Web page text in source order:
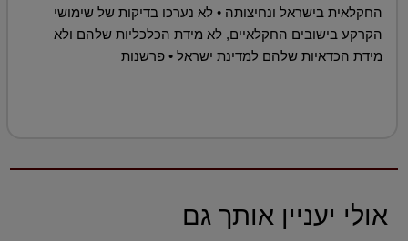
החקלאית בישראל ונחיצותה • לא נערכו בדיקות של שימושי
הקרקע בישובים החקלאיים, לא מידת הכלכליות שלהם ולא
מידת הכדאיות שלהם למדינת ישראל • פרשנות
אולי יעניין אותך גם